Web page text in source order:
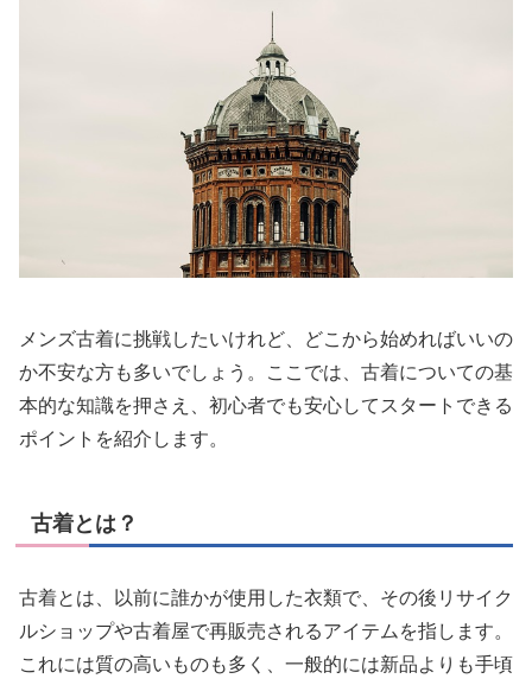
メンズ古着に挑戦したいけれど、どこから始めればいいの
か不安な方も多いでしょう。ここでは、古着についての基
本的な知識を押さえ、初心者でも安心してスタートできる
ポイントを紹介します。
古着とは？
古着とは、以前に誰かが使用した衣類で、その後リサイク
ルショップや古着屋で再販売されるアイテムを指します。
これには質の高いものも多く、一般的には新品よりも手頃